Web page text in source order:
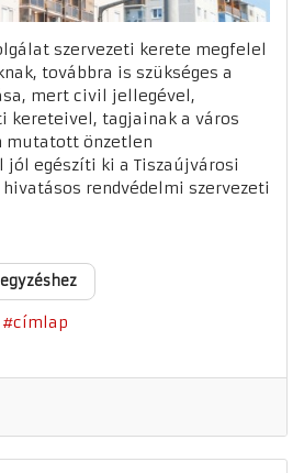
szervezeti kerete megfelel
továbbra is szükséges a
mert civil jellegével,
kereteivel, tagjainak a város
mutatott önzetlen
egészíti ki a Tiszaújvárosi
rendvédelmi szervezeti
címlap